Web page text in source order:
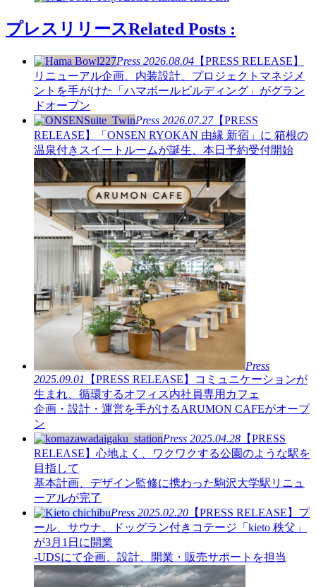
プレスリリースRelated Posts :
Press 2026.08.04 【PRESS RELEASE】
リニューアル企画、内装設計、プロジェクトマネジメ
ントを手がけた「ハマボールビルディング」がグラン
ドオープン
Press 2026.07.27【PRESS
RELEASE】「ONSEN RYOKAN 由縁 新宿」に 箱根の
温泉付きスイートルームが誕生、本日予約受付開始
Press
2025.09.01
【PRESS RELEASE】コミュニケーションが
生まれ、循環するオフィス内社員専用カフェ
企画・設計・運営を手がけるARUMON CAFEがオープ
ン
Press 2025.04.28 【PRESS
RELEASE】心地よく、ワクワクする公園のような駅を
目指して
基本計画、デザイン監修に携わった駒沢大学駅リニュ
ーアルが完了
Press 2025.02.20 【PRESS RELEASE】プ
ール、サウナ、ドッグラン付きコテージ「kieto 秩父」
が3月1日に開業
-UDSにて企画、設計、開業・販売サポートを担当